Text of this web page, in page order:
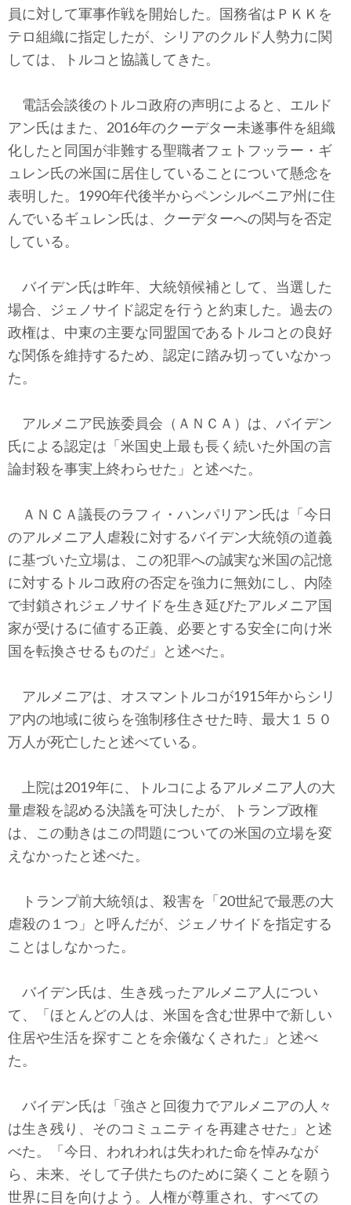
員に対して軍事作戦を開始した。国務省はＰＫＫを
テロ組織に指定したが、シリアのクルド人勢力に関
しては、トルコと協議してきた。
電話会談後のトルコ政府の声明によると、エルド
アン氏はまた、2016年のクーデター未遂事件を組織
化したと同国が非難する聖職者フェトフッラー・ギ
ュレン氏の米国に居住していることについて懸念を
表明した。1990年代後半からペンシルベニア州に住
んでいるギュレン氏は、クーデターへの関与を否定
している。
バイデン氏は昨年、大統領候補として、当選した
場合、ジェノサイド認定を行うと約束した。過去の
政権は、中東の主要な同盟国であるトルコとの良好
な関係を維持するため、認定に踏み切っていなかっ
た。
アルメニア民族委員会（ＡＮＣＡ）は、バイデン
氏による認定は「米国史上最も長く続いた外国の言
論封殺を事実上終わらせた」と述べた。
ＡＮＣＡ議長のラフィ・ハンパリアン氏は「今日
のアルメニア人虐殺に対するバイデン大統領の道義
に基づいた立場は、この犯罪への誠実な米国の記憶
に対するトルコ政府の否定を強力に無効にし、内陸
で封鎖されジェノサイドを生き延びたアルメニア国
家が受けるに値する正義、必要とする安全に向け米
国を転換させるものだ」と述べた。
アルメニアは、オスマントルコが1915年からシリ
ア内の地域に彼らを強制移住させた時、最大１５０
万人が死亡したと述べている。
上院は2019年に、トルコによるアルメニア人の大
量虐殺を認める決議を可決したが、トランプ政権
は、この動きはこの問題についての米国の立場を変
えなかったと述べた。
トランプ前大統領は、殺害を「20世紀で最悪の大
虐殺の１つ」と呼んだが、ジェノサイドを指定する
ことはしなかった。
バイデン氏は、生き残ったアルメニア人につい
て、「ほとんどの人は、米国を含む世界中で新しい
住居や生活を探すことを余儀なくされた」と述べ
た。
バイデン氏は「強さと回復力でアルメニアの人々
は生き残り、そのコミュニティを再建させた」と述
べた。「今日、われわれは失われた命を悼みなが
ら、未来、そして子供たちのために築くことを願う
世界に目を向けよう。人権が尊重され、すべての